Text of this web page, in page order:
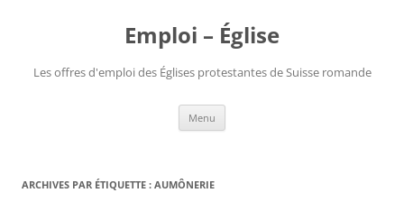
Emploi – Église
Les offres d'emploi des Églises protestantes de Suisse romande
Menu
ARCHIVES PAR ÉTIQUETTE : AUMÔNERIE